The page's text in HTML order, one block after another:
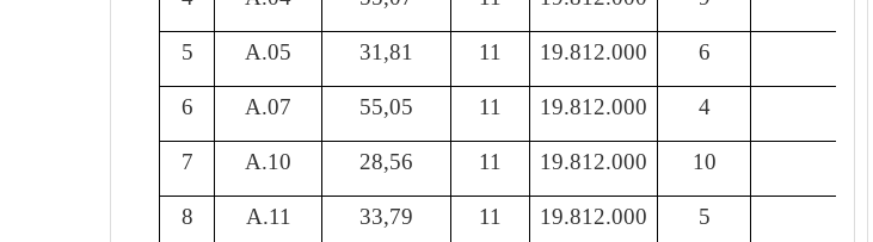
5 A.05 31,81 11 19.812.000 6
6 A.07 55,05 11 19.812.000 4
7 A.10 28,56 11 19.812.000 10
8 A.11 33,79 11 19.812.000 5